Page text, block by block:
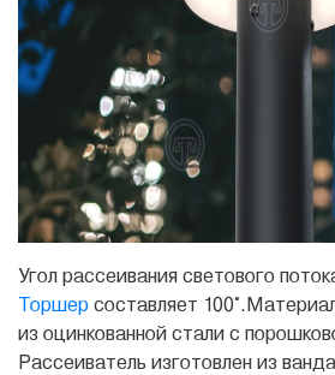
Угол рассеивания светового
Торшер составляет
из оцинкованной стали с
Рассеиватель изготовлен из